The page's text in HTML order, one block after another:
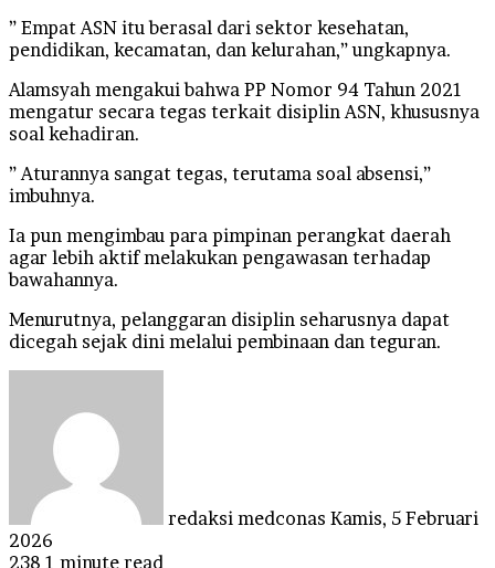
” Empat ASN itu berasal dari sektor kesehatan,
pendidikan, kecamatan, dan kelurahan,” ungkapnya.
Alamsyah mengakui bahwa PP Nomor 94 Tahun 2021
mengatur secara tegas terkait disiplin ASN, khususnya
soal kehadiran.
” Aturannya sangat tegas, terutama soal absensi,”
imbuhnya.
Ia pun mengimbau para pimpinan perangkat daerah
agar lebih aktif melakukan pengawasan terhadap
bawahannya.
Menurutnya, pelanggaran disiplin seharusnya dapat
dicegah sejak dini melalui pembinaan dan teguran.
redaksi medconas Kamis, 5 Februari
2026
238 1 minute read